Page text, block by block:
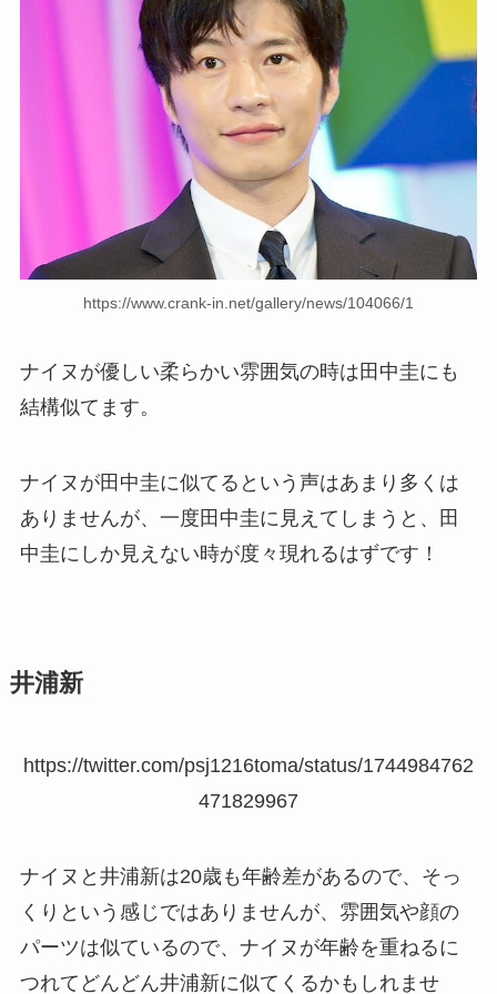
https://www.crank-in.net/gallery/news/104066/1
ナイヌが優しい柔らかい雰囲気の時は田中圭にも
結構似てます。
ナイヌが田中圭に似てるという声はあまり多くは
ありませんが、一度田中圭に見えてしまうと、田
中圭にしか見えない時が度々現れるはずです！
井浦新
https://twitter.com/psj1216toma/status/1744984762
471829967
ナイヌと井浦新は20歳も年齢差があるので、そっ
くりという感じではありませんが、雰囲気や顔の
パーツは似ているので、ナイヌが年齢を重ねるに
つれてどんどん井浦新に似てくるかもしれませ